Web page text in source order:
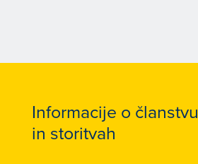
Informacije o članstvu
in storitvah